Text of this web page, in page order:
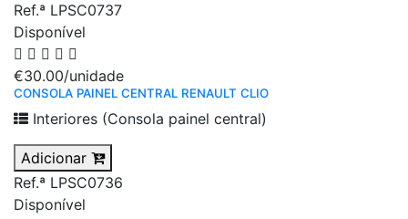
Ref.ª LPSC0737
Disponível
€30.00/unidade
CONSOLA PAINEL CENTRAL RENAULT CLIO
Interiores (Consola painel central)
Adicionar
Ref.ª LPSC0736
Disponível